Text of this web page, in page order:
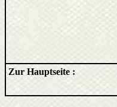
Zur Hauptseite :